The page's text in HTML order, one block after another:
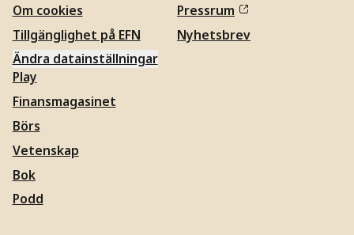
Om cookies
Tillgänglighet på EFN
Ändra datainställningar
Pressrum
Nyhetsbrev
Play
Finansmagasinet
Börs
Vetenskap
Bok
Podd